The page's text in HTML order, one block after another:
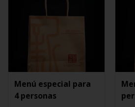
Menú especial para
4 personas